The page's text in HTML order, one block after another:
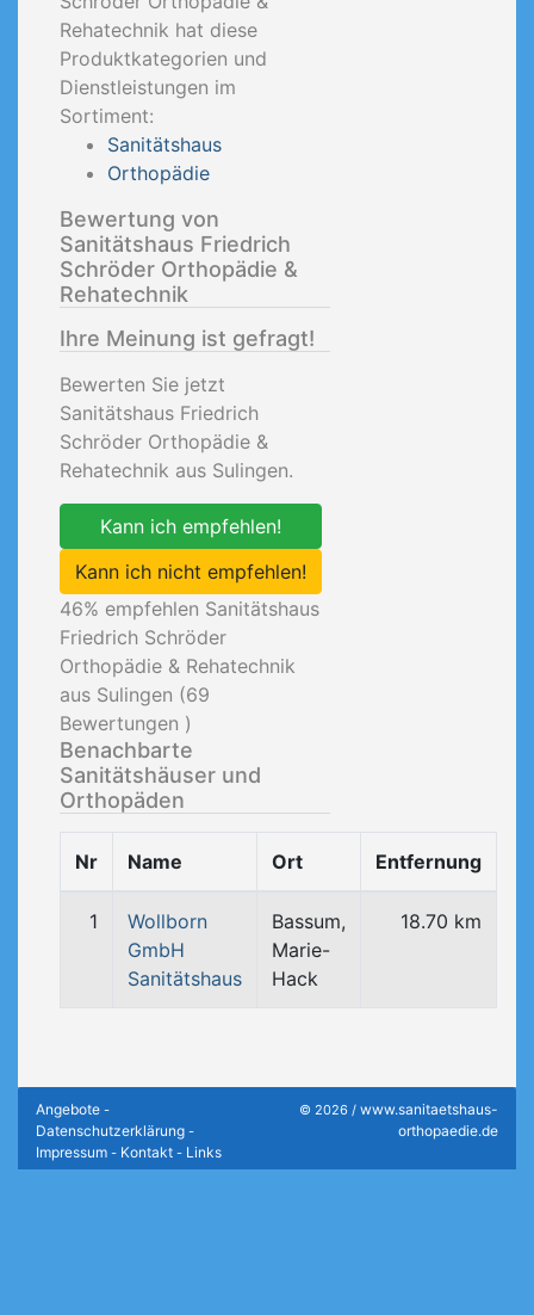
Rehatechnik hat diese
Produktkategorien und
Dienstleistungen im
Sortiment:
Sanitätshaus
Orthopädie
Bewertung von
Sanitätshaus Friedrich
Schröder Orthopädie &
Rehatechnik
Ihre Meinung ist gefragt!
Bewerten Sie jetzt
Sanitätshaus Friedrich
Schröder Orthopädie &
Rehatechnik aus Sulingen.
Kann ich empfehlen!
Kann ich nicht empfehlen!
46% empfehlen Sanitätshaus
Friedrich Schröder
Orthopädie & Rehatechnik
aus Sulingen (69
Bewertungen )
Benachbarte
Sanitätshäuser und
Orthopäden
Nr Name Ort Entfernung
1
Wollborn
GmbH
Sanitätshaus
Bassum,
Marie-
Hack
18.70 km
Angebote -
Datenschutzerklärung -
Impressum - Kontakt - Links
© 2026 / www.sanitaetshaus-
orthopaedie.de